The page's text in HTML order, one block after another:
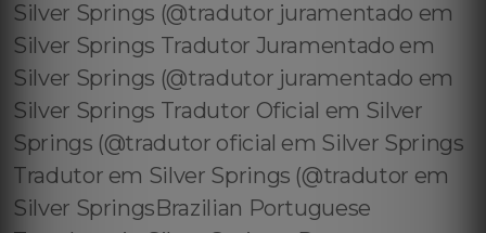
Silver Springs (@tradutor juramentado em
Silver Springs Tradutor Juramentado em
Silver Springs (@tradutor juramentado em
Silver Springs Tradutor Oficial em Silver
Springs (@tradutor oficial em Silver Springs
Tradutor em Silver Springs (@tradutor em
Silver SpringsBrazilian Portuguese